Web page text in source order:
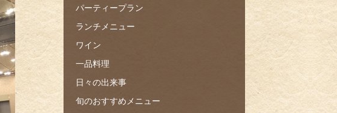
パーティープラン
ランチメニュー
ワイン
一品料理
日々の出来事
旬のおすすめメニュー